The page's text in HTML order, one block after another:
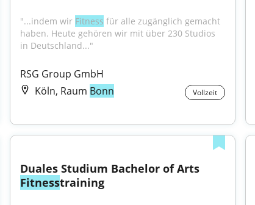
"...indem wir Fitness für alle zugänglich gemacht
haben. Heute gehören wir mit über 230 Studios
in Deutschland..."
RSG Group GmbH
Köln, Raum Bonn Vollzeit
Fitnesstraining